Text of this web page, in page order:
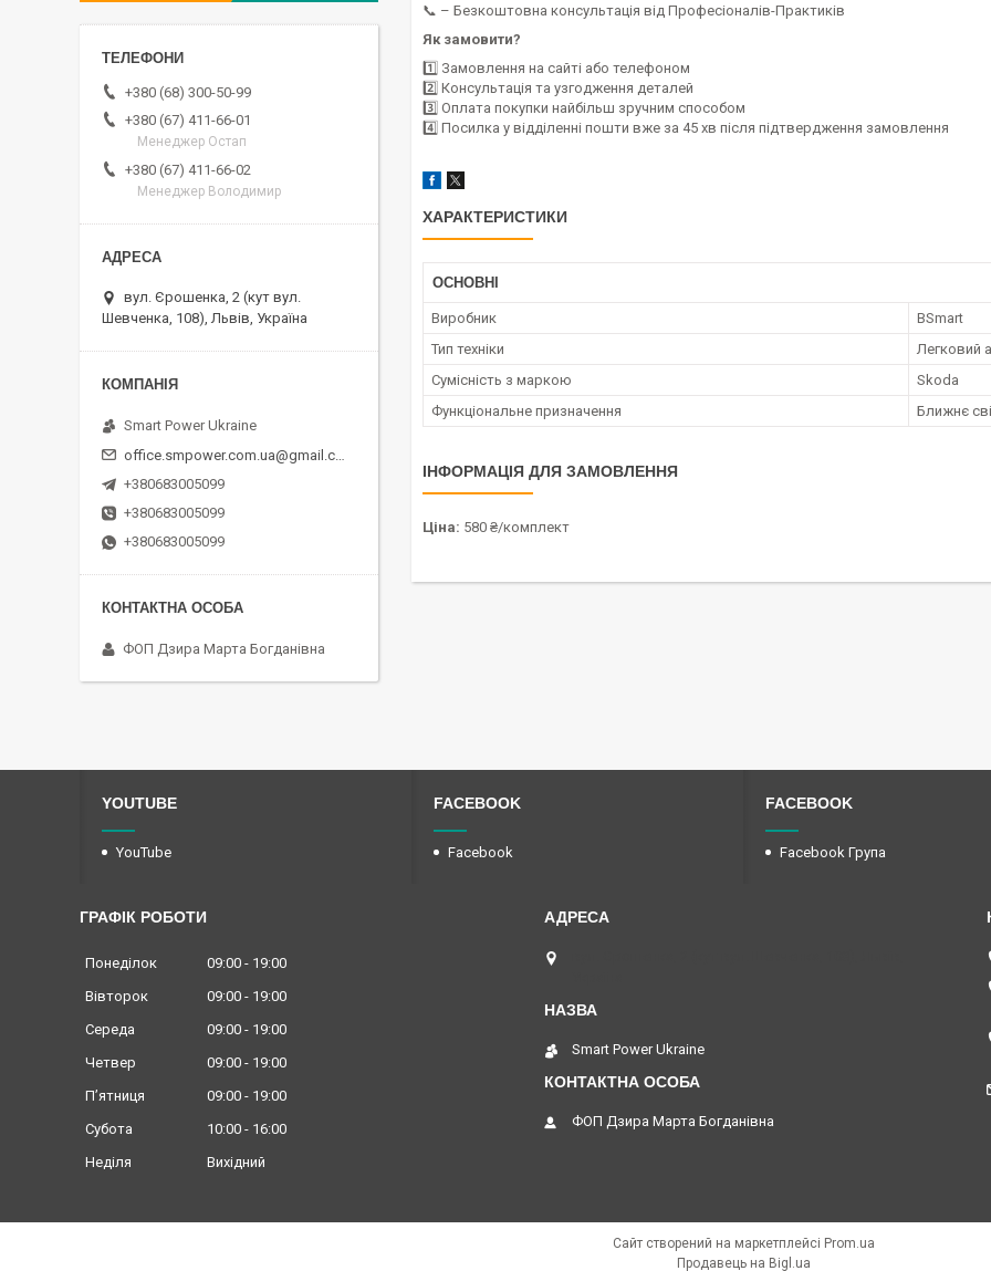
📞 – Безкоштовна консультація від Професіоналів-Практиків
Як замовити?
1️⃣ Замовлення на сайті або телефоном
2️⃣ Консультація та узгодження деталей
3️⃣ Оплата покупки найбільш зручним способом
4️⃣ Посилка у відділенні пошти вже за 45 хв після підтвердження замовлення
ХАРАКТЕРИСТИКИ
ОСНОВНІ
Виробник
BSmart
Тип техніки
Легковий
Сумісність з маркою
Skoda
Функціональне призначення
Ближнє
ІНФОРМАЦІЯ ДЛЯ ЗАМОВЛЕННЯ
Ціна: 580 ₴/комплект
+380 (68) 300-50-99
+380 (67) 411-66-01
Менеджер Остап
+380 (67) 411-66-02
Менеджер Володимир
вул. Єрошенка, 2 (кут вул.
Шевченка, 108), Львів, Україна
Smart Power Ukraine
+380683005099
+380683005099
+380683005099
ФОП Дзира Марта Богданівна
YOUTUBE
YouTube
FACEBOOK
Facebook
FACEBOOK
Facebook Група
ГРАФІК РОБОТИ
Понеділок 09:00
19:00
Вівторок
09:00
19:00
Середа
09:00
19:00
Четвер
09:00
19:00
Пʼятниця
09:00
19:00
Субота
10:00
16:00
Неділя
Вихідний
Smart Power Ukraine
ФОП Дзира Марта Богданівна
Сайт створений на маркетплейсі Prom.ua
Продавець на Bigl.ua